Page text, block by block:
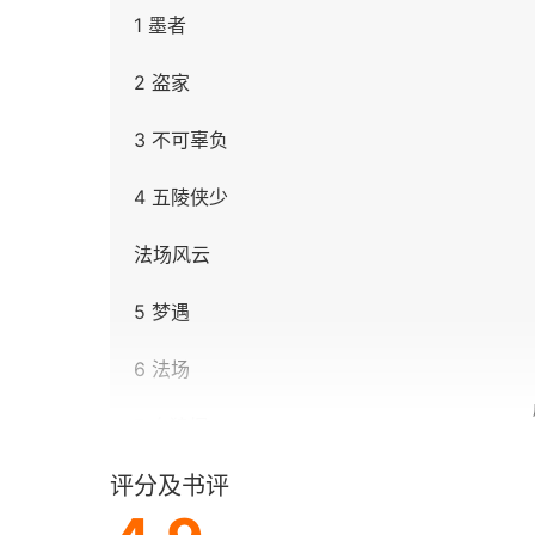
1 墨者
2 盗家
3 不可辜负
4 五陵侠少
法场风云
5 梦遇
6 法场
8 千里马
评分及书评